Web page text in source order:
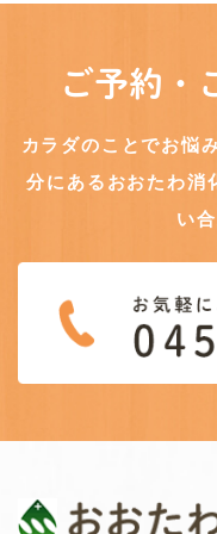
ご予約・
カラダのことでお悩
分にある おおたわ消
い